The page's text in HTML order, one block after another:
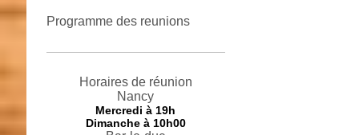
Programme des reunions
Horaires de réunion
Nancy
Mercredià 19h
Dimanche à 10h00